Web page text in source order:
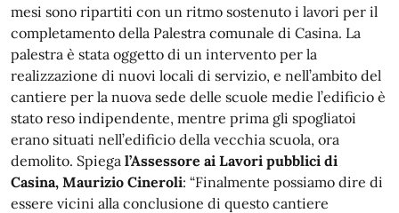
mesi sono ripartiti con un ritmo sostenuto i lavori per il
completamento della Palestra comunale di Casina. La
palestra è stata oggetto di un intervento per la
realizzazione di nuovi locali di servizio, e nell’ambito del
cantiere per la nuova sede delle scuole medie l’edificio è
stato reso indipendente, mentre prima gli spogliatoi
erano situati nell’edificio della vecchia scuola, ora
demolito. Spiega l’Assessore ai Lavori pubblici di
Casina, Maurizio Cineroli: “Finalmente possiamo dire di
essere vicini alla conclusione di questo cantiere